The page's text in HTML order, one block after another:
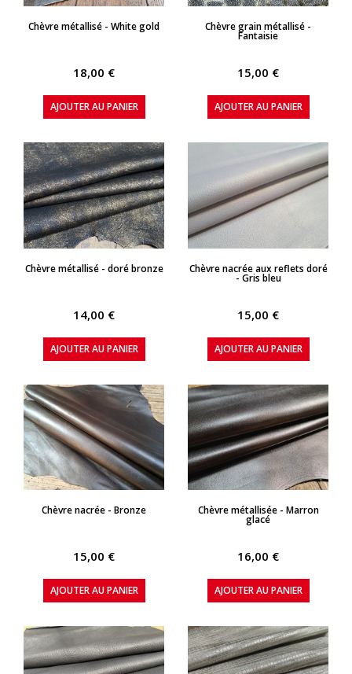
APERÇU RAPIDE
Chèvre métallisé - White gold
18,00 €
AJOUTER AU PANIER
APERÇU RAPIDE
Chèvre grain métallisé -
Fantaisie
15,00 €
AJOUTER AU PANIER
APERÇU RAPIDE
Chèvre métallisé - doré bronze
14,00 €
AJOUTER AU PANIER
APERÇU RAPIDE
Chèvre nacrée aux reflets doré
- Gris bleu
15,00 €
AJOUTER AU PANIER
APERÇU RAPIDE
Chèvre nacrée - Bronze
15,00 €
AJOUTER AU PANIER
APERÇU RAPIDE
Chèvre métallisée - Marron
glacé
16,00 €
AJOUTER AU PANIER